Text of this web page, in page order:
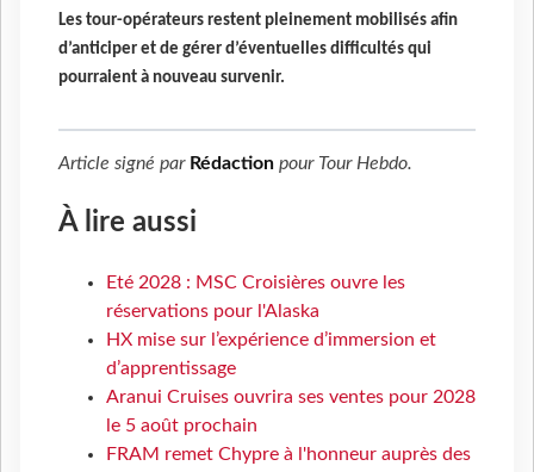
Les tour-opérateurs restent pleinement mobilisés afin
d’anticiper et de gérer d’éventuelles difficultés qui
pourraient à nouveau survenir.
Article signé par Rédaction pour Tour Hebdo.
À lire aussi
Eté 2028 : MSC Croisières ouvre les
réservations pour l'Alaska
HX mise sur l’expérience d’immersion et
d’apprentissage
Aranui Cruises ouvrira ses ventes pour 2028
le 5 août prochain
FRAM remet Chypre à l'honneur auprès des